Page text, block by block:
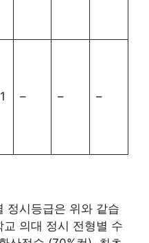
– – –
정시등급은 위와 같습
의대 정시 전형별 수